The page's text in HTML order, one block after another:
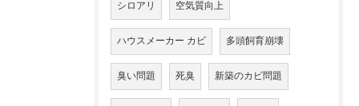
シロアリ 空気質向上
ハウスメーカー カビ 多頭飼育崩壊
臭い問題 死臭 新築のカビ問題